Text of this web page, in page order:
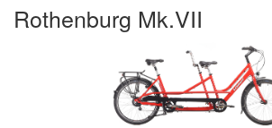
Rothenburg Mk.VII